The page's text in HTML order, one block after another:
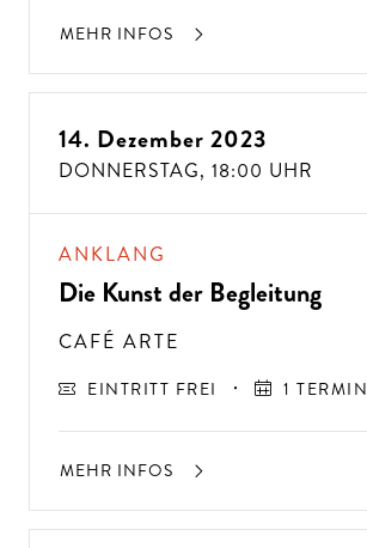
MEHR INFOS
14. Dezember 2023
DONNERSTAG, 18:00 UHR
ANKLANG
Die Kunst der Begleitung
CAFÉ ARTE
EINTRITT FREI 1 TERMIN
MEHR INFOS